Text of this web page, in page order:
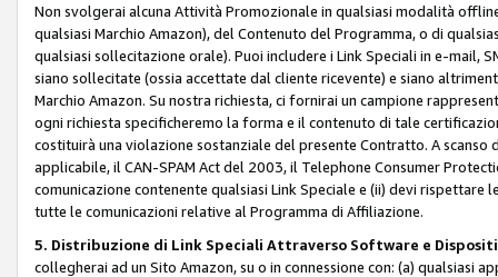
Non svolgerai alcuna Attività Promozionale in qualsiasi modalità
qualsiasi Marchio Amazon), del Contenuto del Programma, o di
qualsiasi sollecitazione orale). Puoi includere i Link Speciali in e-mail,
siano sollecitate (ossia accettate dal cliente ricevente) e siano
Marchio Amazon. Su nostra richiesta, ci fornirai un campione
ogni richiesta specificheremo la forma e il contenuto di tale
costituirà una violazione sostanziale del presente Contratto. A
applicabile, il CAN-SPAM Act del 2003, il Telephone Consumer
comunicazione contenente qualsiasi Link Speciale e (ii) devi
tutte le comunicazioni relative al Programma di Affiliazione.
5. Distribuzione di Link Speciali Attraverso Software e
collegherai ad un Sito Amazon, su o in connessione con: (a)